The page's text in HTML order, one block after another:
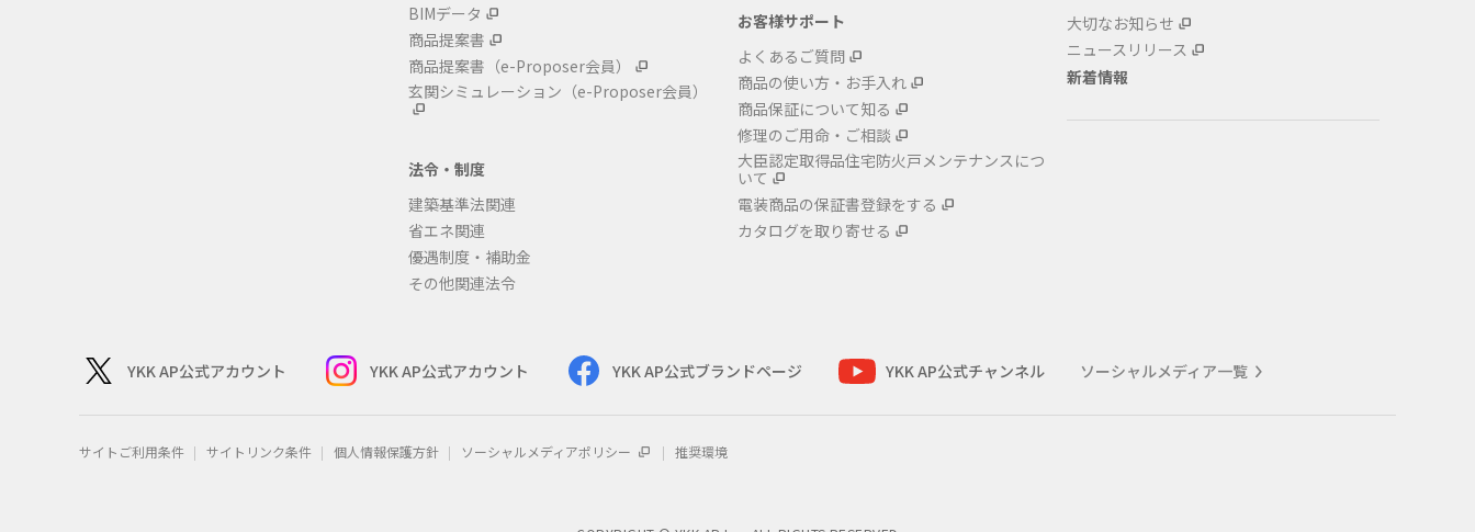
BIMデータ
商品提案書
商品提案書 （e-Proposer会員）
玄関シミュレーション （e-Proposer会員）
法令・制度
建築基準法関連
省エネ関連
優遇制度・補助金
その他関連法令
お客様サポート
よくあるご質問
商品の使い方・お手入れ
商品保証について知る
修理のご用命・ご相談
大臣認定取得品住宅防火戸メンテナンスにつ
いて
電装商品の保証書登録をする
カタログを取り寄せる
大切なお知らせ
ニュースリリース
新着情報
YKK AP公式アカウント YKK AP公式アカウント YKK AP公式ブランドページ YKK AP公式チャンネル ソーシャルメディア一覧
サイトご利用条件 サイトリンク条件 個人情報保護方針 ソーシャルメディアポリシー 推奨環境